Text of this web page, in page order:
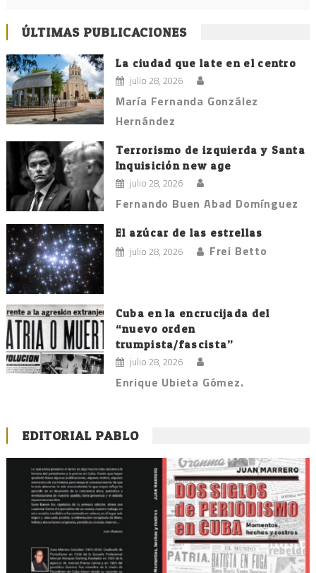
ÚLTIMAS PUBLICACIONES
La ciudad que late en el centro
julio 28, 2026
María Fernanda González
Hernández
Terrorismo de izquierda y Santa
Inquisición new age
julio 28, 2026
Fernando Buen Abad Domínguez
El azúcar de las estrellas
julio 28, 2026 Frei Betto
Cuba en la encrucijada del
“nuevo orden
trumpista/fascista”
julio 28, 2026
Enrique Ubieta Gómez.
EDITORIAL PABLO